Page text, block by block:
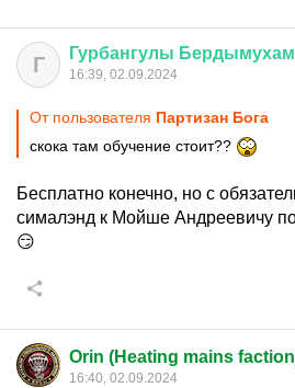
Г Гурбангулы
16:39, 02.09.2024
От пользователя Партизан Бога
скока там обучение стоит??
Бесплатно конечно, но с
сималэнд к Мойше Андреевичу
😏
Orin (Heating mains
16:40, 02.09.2024